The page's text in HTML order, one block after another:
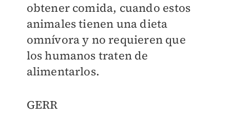
obtener comida, cuando estos
animales tienen una dieta
omnívora y no requieren que
los humanos traten de
alimentarlos.
GERR